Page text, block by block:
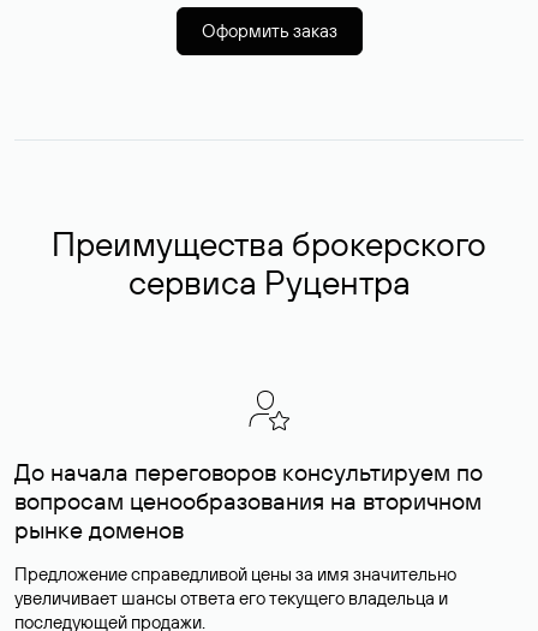
Оформить заказ
Преимущества брокерского
сервиса Руцентра
До начала переговоров консультируем по
вопросам ценообразования на вторичном
рынке доменов
Предложение справедливой цены за имя значительно
увеличивает шансы ответа его текущего владельца и
последующей продажи.